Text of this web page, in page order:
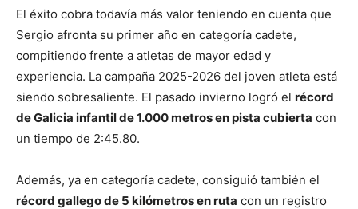
El éxito cobra todavía más valor teniendo en cuenta que
Sergio afronta su primer año en categoría cadete,
compitiendo frente a atletas de mayor edad y
experiencia. La campaña 2025-2026 del joven atleta está
siendo sobresaliente. El pasado invierno logró el récord
de Galicia infantil de 1.000 metros en pista cubierta con
un tiempo de 2:45.80.
Además, ya en categoría cadete, consiguió también el
récord gallego de 5 kilómetros en ruta con un registro